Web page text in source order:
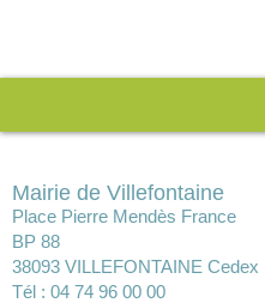
Mairie de Villefontaine
Place Pierre Mendès France
BP 88
38093 VILLEFONTAINE Cedex
Tél : 04 74 96 00 00